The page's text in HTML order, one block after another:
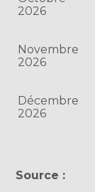
2026
Novembre
2026
Décembre
2026
Source :